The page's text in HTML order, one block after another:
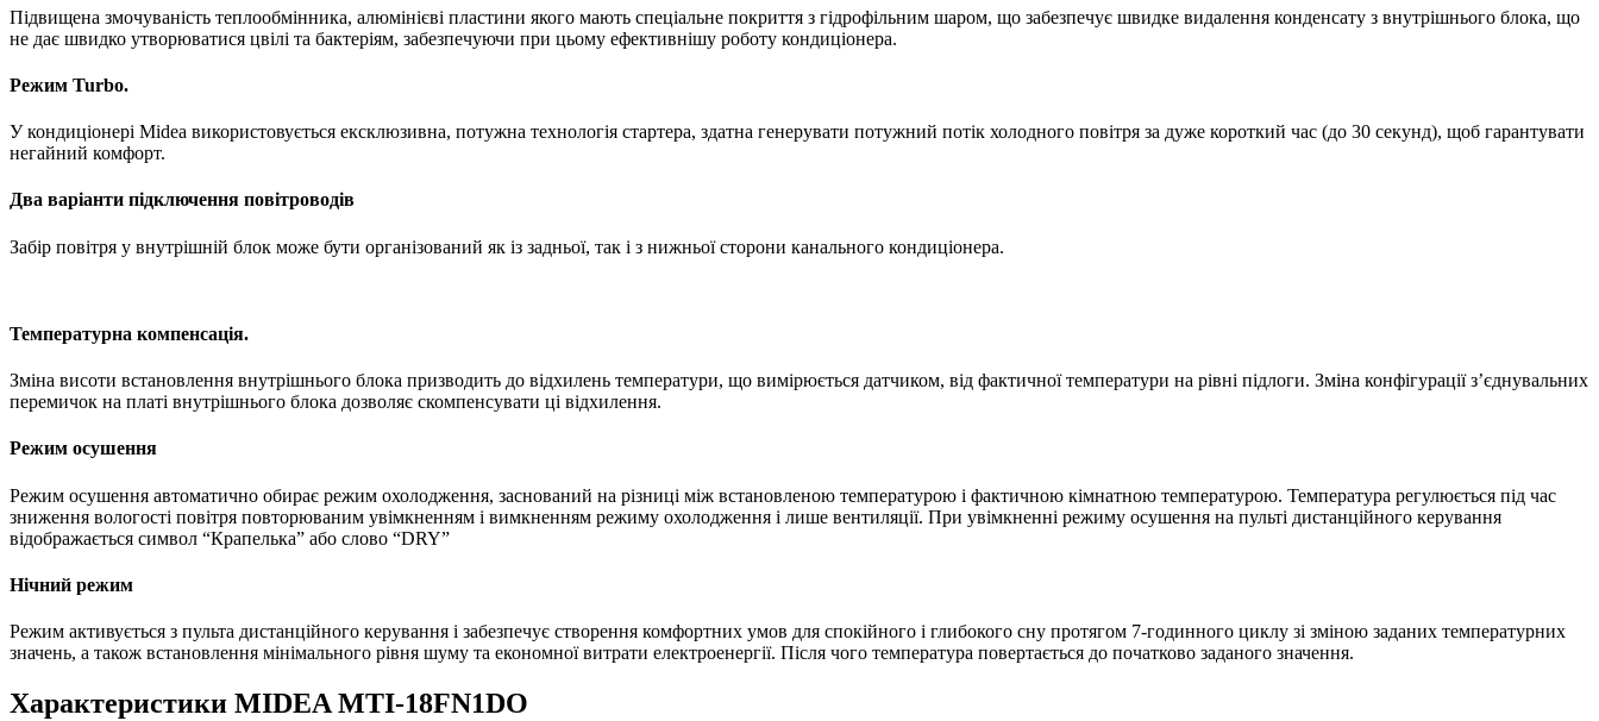
Підвищена змочуваність теплообмінника, алюмінієві пластини якого мають спеціальне покриття з гідрофільним шаром, що забезпечує швидке видалення конденсату з внутрішнього блока, що
не дає швидко утворюватися цвілі та бактеріям, забезпечуючи при цьому ефективнішу роботу кондиціонера.
Режим Turbo.
У кондиціонері Midea використовується ексклюзивна, потужна технологія стартера, здатна генерувати потужний потік холодного повітря за дуже короткий час (до 30 секунд), щоб гарантувати
негайний комфорт.
Два варіанти підключення повітроводів
Забір повітря у внутрішній блок може бути організований як із задньої, так і з нижньої сторони канального кондиціонера.
Температурна компенсація.
Зміна висоти встановлення внутрішнього блока призводить до відхилень температури, що вимірюється датчиком, від фактичної температури на рівні підлоги. Зміна конфігурації з’єднувальних
перемичок на платі внутрішнього блока дозволяє скомпенсувати ці відхилення.
Режим осушення
Режим осушення автоматично обирає режим охолодження, заснований на різниці між встановленою температурою і фактичною кімнатною температурою. Температура регулюється під час
зниження вологості повітря повторюваним увімкненням і вимкненням режиму охолодження і лише вентиляції. При увімкненні режиму осушення на пульті дистанційного керування
відображається символ “Крапелька” або слово “DRY”
Нічний режим
Режим активується з пульта дистанційного керування і забезпечує створення комфортних умов для спокійного і глибокого сну протягом 7-годинного циклу зі зміною заданих температурних
значень, а також встановлення мінімального рівня шуму та економної витрати електроенергії. Після чого температура повертається до початково заданого значення.
Характеристики MIDEA MTI-18FN1DO